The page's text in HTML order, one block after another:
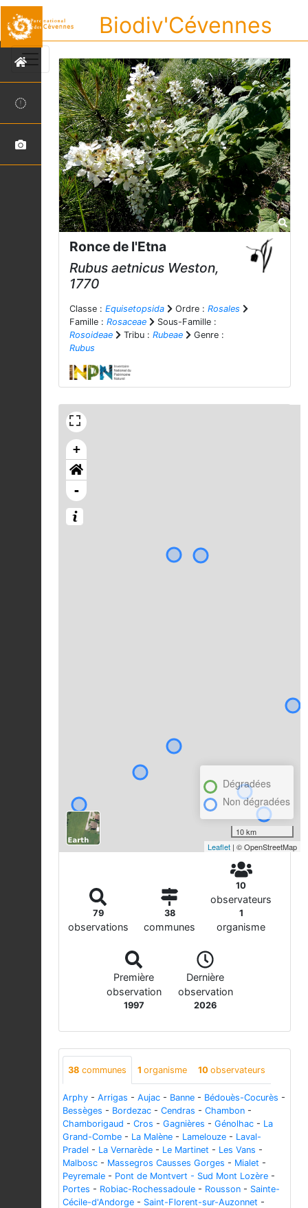
Biodiv'Cévennes
Ronce de l'Etna
Rubus aetnicus Weston,
1770
Classe : Equisetopsida Ordre : Rosales
Famille : Rosaceae
Sous-Famille :
Rosoideae
Tribu : Rubeae
Genre :
Rubus
+
-
Dégradées
Non dégradées
10 km
Leaflet | © OpenStreetMap
79
observations
38
communes
10
observateurs
1
organisme
Première
observation
1997
Dernière
observation
2026
38 communes 1 organisme 10 observateurs
Arphy - Arrigas - Aujac - Banne - Bédouès-Cocurès -
Bessèges - Bordezac - Cendras - Chambon -
Chamborigaud - Cros - Gagnières - Génolhac - La
Grand-Combe - La Malène - Lamelouze - Laval-
Pradel - La Vernarède - Le Martinet - Les Vans -
Malbosc - Massegros Causses Gorges - Mialet -
Peyremale - Pont de Montvert - Sud Mont Lozère -
Portes - Robiac-Rochessadoule - Rousson - Sainte-
Cécile-d'Andorge - Saint-Florent-sur-Auzonnet -